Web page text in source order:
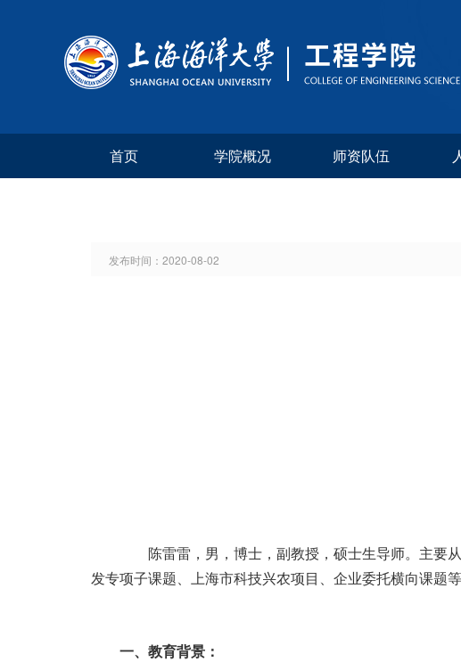
首页 学院概况 师资队伍
发布时间： 2020-08-02
陈雷雷，男，博士，副教授，硕士生导师。主要从
发专项子课题、上海市科技兴农项目、企业委托横向课题
一、教育背景：